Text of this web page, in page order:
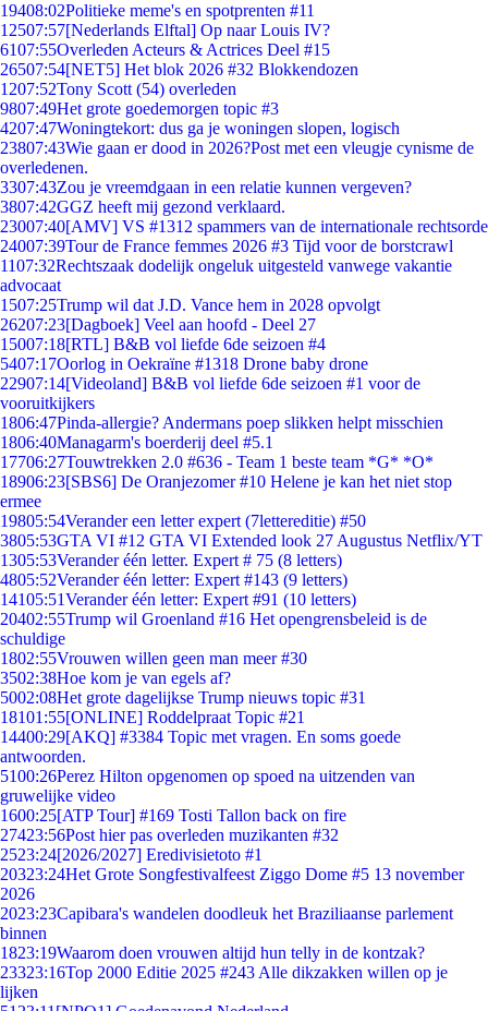
19408:02Politieke meme's en spotprenten #11
12507:57[Nederlands Elftal] Op naar Louis IV?
6107:55Overleden Acteurs & Actrices Deel #15
26507:54[NET5] Het blok 2026 #32 Blokkendozen
1207:52Tony Scott (54) overleden
9807:49Het grote goedemorgen topic #3
4207:47Woningtekort: dus ga je woningen slopen, logisch
23807:43Wie gaan er dood in 2026?Post met een vleugje cynisme de
overledenen.
3307:43Zou je vreemdgaan in een relatie kunnen vergeven?
3807:42GGZ heeft mij gezond verklaard.
23007:40[AMV] VS #1312 spammers van de internationale rechtsorde
24007:39Tour de France femmes 2026 #3 Tijd voor de borstcrawl
1107:32Rechtszaak dodelijk ongeluk uitgesteld vanwege vakantie
advocaat
1507:25Trump wil dat J.D. Vance hem in 2028 opvolgt
26207:23[Dagboek] Veel aan hoofd - Deel 27
15007:18[RTL] B&B vol liefde 6de seizoen #4
5407:17Oorlog in Oekraïne #1318 Drone baby drone
22907:14[Videoland] B&B vol liefde 6de seizoen #1 voor de
vooruitkijkers
1806:47Pinda-allergie? Andermans poep slikken helpt misschien
1806:40Managarm's boerderij deel #5.1
17706:27Touwtrekken 2.0 #636 - Team 1 beste team *G* *O*
18906:23[SBS6] De Oranjezomer #10 Helene je kan het niet stop
ermee
19805:54Verander een letter expert (7lettereditie) #50
3805:53GTA VI #12 GTA VI Extended look 27 Augustus Netflix/YT
1305:53Verander één letter. Expert # 75 (8 letters)
4805:52Verander één letter: Expert #143 (9 letters)
14105:51Verander één letter: Expert #91 (10 letters)
20402:55Trump wil Groenland #16 Het opengrensbeleid is de
schuldige
1802:55Vrouwen willen geen man meer #30
3502:38Hoe kom je van egels af?
5002:08Het grote dagelijkse Trump nieuws topic #31
18101:55[ONLINE] Roddelpraat Topic #21
14400:29[AKQ] #3384 Topic met vragen. En soms goede
antwoorden.
5100:26Perez Hilton opgenomen op spoed na uitzenden van
gruwelijke video
1600:25[ATP Tour] #169 Tosti Tallon back on fire
27423:56Post hier pas overleden muzikanten #32
2523:24[2026/2027] Eredivisietoto #1
20323:24Het Grote Songfestivalfeest Ziggo Dome #5 13 november
2026
2023:23Capibara's wandelen doodleuk het Braziliaanse parlement
binnen
1823:19Waarom doen vrouwen altijd hun telly in de kontzak?
23323:16Top 2000 Editie 2025 #243 Alle dikzakken willen op je
lijken